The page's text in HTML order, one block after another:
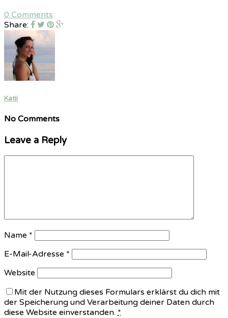
0 Comments
Share:
Katii
No Comments
Leave a Reply
Name *
E-Mail-Adresse *
Website
Mit der Nutzung dieses Formulars erklärst du dich mit
der Speicherung und Verarbeitung deiner Daten durch
diese Website einverstanden. *